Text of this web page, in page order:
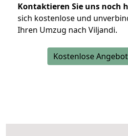
Kontaktieren Sie uns noch
sich kostenlose und
Ihren Umzug nach Viljandi.
Kostenlose